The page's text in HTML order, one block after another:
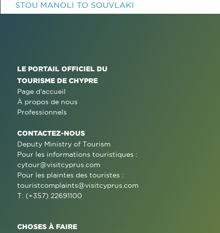
STOU MANOLI TO SOUVLAKI
LE PORTAIL OFFICIEL DU
TOURISME DE CHYPRE
Page d'accueil
À propos de nous
Professionnels
CONTACTEZ-NOUS
Deputy Ministry of Tourism
Pour les informations touristiques :
cytour@visitcyprus.com
Pour les plaintes des touristes :
touristcomplaints@visitcyprus.com
T: (+357) 22691100
CHOSES À FAIRE